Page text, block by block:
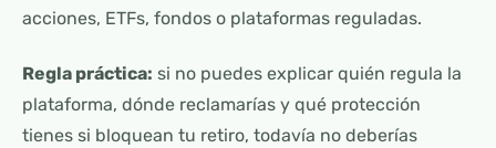
acciones, ETFs, fondos o plataformas reguladas.
Regla práctica: si no puedes explicar quién regula la
plataforma, dónde reclamarías y qué protección
tienes si bloquean tu retiro, todavía no deberías